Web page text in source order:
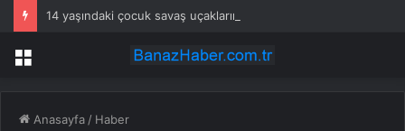
14 yaşındaki çocuk savaş uçaklarını alarma geçirdi
Menü
Anasayfa / Haber